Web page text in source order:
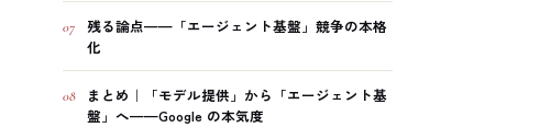
07
残る論点——「エージェント基盤」競争の本格
化
08
まとめ｜「モデル提供」から「エージェント基
盤」へ——Google の本気度